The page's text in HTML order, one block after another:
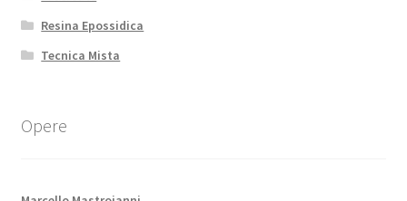
Resina Epossidica
Tecnica Mista
Opere